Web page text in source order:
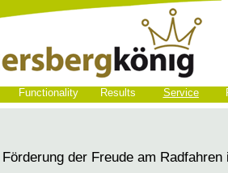
Functionality Results Service
der Freude am